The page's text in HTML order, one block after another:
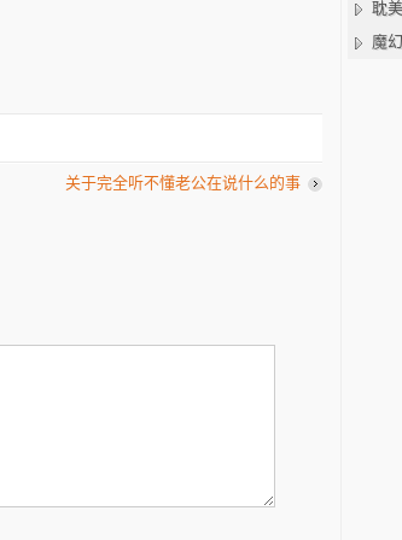
关于完全听不懂老公在说什么的事
耽美
魔幻